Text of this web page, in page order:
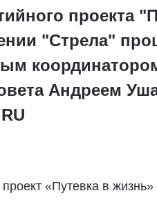
проекта
"Стрела"
Андреем
«Путевка в